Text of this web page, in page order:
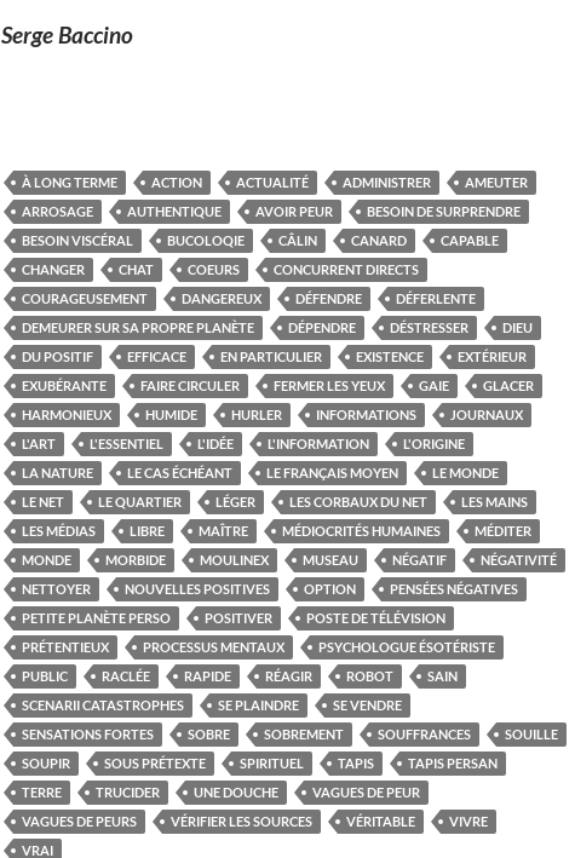
Serge Baccino
À LONG TERME ACTION ACTUALITÉ ADMINISTRER
AMEUTER
ARROSAGE
AUTHENTIQUE AVOIR PEUR
BESOIN DE SURPRENDRE
BESOIN VISCÉRAL
BUCOLOQIE CÂLIN CANARD
CAPABLE
CHANGER
CHAT COEURS
CONCURRENT DIRECTS
COURAGEUSEMENT
DANGEREUX DÉFENDRE
DÉFERLENTE
DEMEURER SUR SA PROPRE PLANÈTE
DÉPENDRE DÉSTRESSER
DIEU
DU POSITIF
EFFICACE EN PARTICULIER EXISTENCE
EXTÉRIEUR
EXUBÉRANTE
FAIRE CIRCULER FERMER LES YEUX GAIE
GLACER
HARMONIEUX
HUMIDE HURLER INFORMATIONS
JOURNAUX
L'ART
L'ESSENTIEL L'IDÉE L'INFORMATION
L'ORIGINE
LA NATURE
LE CAS ÉCHÉANT LE FRANÇAIS MOYEN
LE MONDE
LE NET
LE QUARTIER LÉGER LES CORBAUX DU NET
LES MAINS
LES MÉDIAS
LIBRE MAÎTRE MÉDIOCRITÉS HUMAINES
MÉDITER
MONDE
MORBIDE MOULINEX MUSEAU NÉGATIF
NÉGATIVITÉ
NETTOYER
NOUVELLES POSITIVES OPTION
PENSÉES NÉGATIVES
PETITE PLANÈTE PERSO
POSITIVER
POSTE DE TÉLÉVISION
PRÉTENTIEUX
PROCESSUS MENTAUX
PSYCHOLOGUE ÉSOTÉRISTE
PUBLIC
RACLÉE RAPIDE RÉAGIR ROBOT
SAIN
SCENARII CATASTROPHES
SE PLAINDRE
SE VENDRE
SENSATIONS FORTES
SOBRE SOBREMENT SOUFFRANCES
SOUILLE
SOUPIR
SOUS PRÉTEXTE SPIRITUEL TAPIS
TAPIS PERSAN
TERRE
TRUCIDER UNE DOUCHE
VAGUES DE PEUR
VAGUES DE PEURS
VÉRIFIER LES SOURCES VÉRITABLE
VIVRE
VRAI